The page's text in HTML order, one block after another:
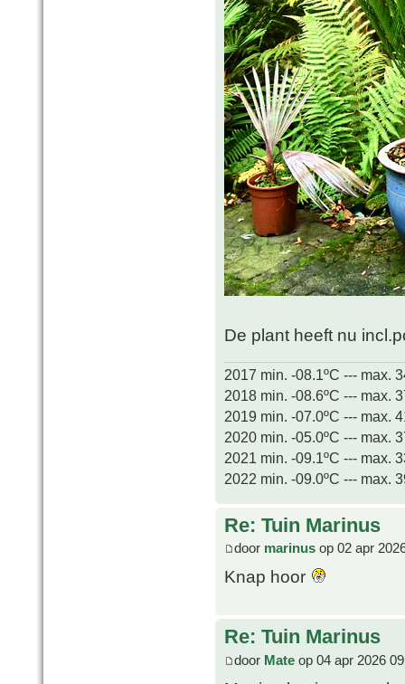
De plant heeft nu
2017 min. -08.1ºC --- max.
2018 min. -08.6ºC --- max.
2019 min. -07.0ºC --- max.
2020 min. -05.0ºC --- max.
2021 min. -09.1ºC --- max.
2022 min. -09.0ºC --- max.
Re: Tuin Marinus
door marinus op 02 apr
Knap hoor
Re: Tuin Marinus
door Mate op 04 apr 2026